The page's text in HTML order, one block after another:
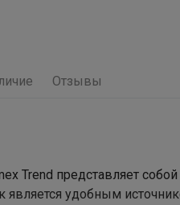
Отзывы
Trend представляет
является удобным